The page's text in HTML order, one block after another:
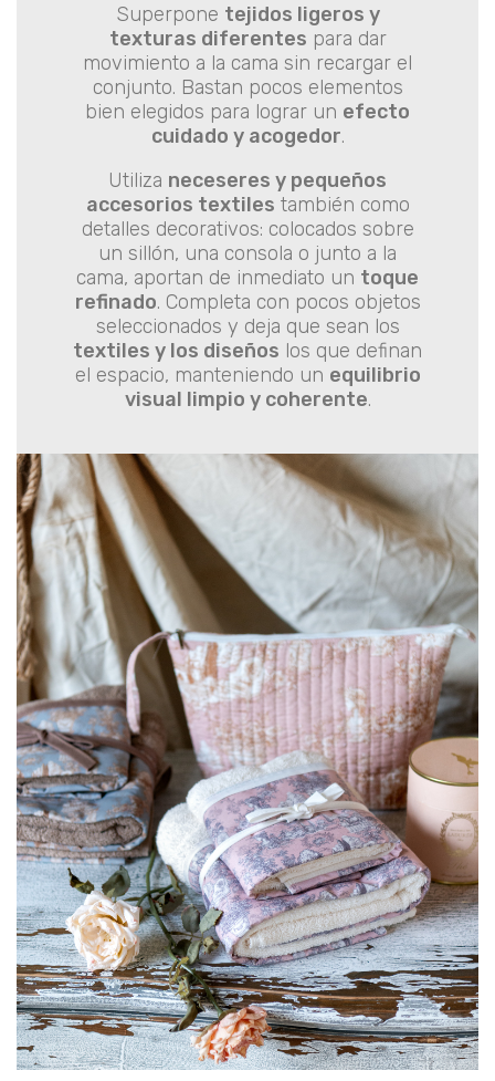
Superpone tejidos ligeros y
texturas diferentes para dar
movimiento a la cama sin recargar el
conjunto. Bastan pocos elementos
bien elegidos para lograr un efecto
cuidado y acogedor.
Utiliza neceseres y pequeños
accesorios textiles también como
detalles decorativos: colocados sobre
un sillón, una consola o junto a la
cama, aportan de inmediato un toque
refinado. Completa con pocos objetos
seleccionados y deja que sean los
textiles y los diseños los que definan
el espacio, manteniendo un equilibrio
visual limpio y coherente.